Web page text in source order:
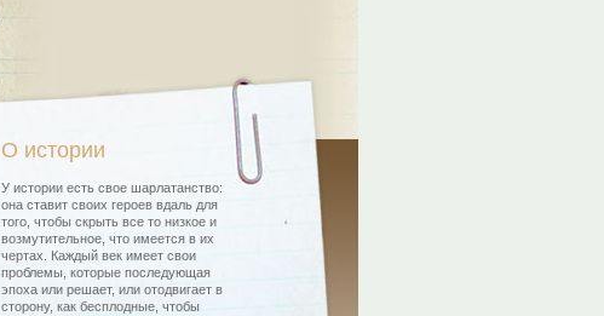
О истории
У истории есть свое шарлатанство:
она ставит своих героев вдаль для
того, чтобы скрыть все то низкое и
возмутительное, что имеется в их
чертах. Каждый век имеет свои
проблемы, которые последующая
эпоха или решает, или отодвигает в
сторону, как бесплодные, чтобы